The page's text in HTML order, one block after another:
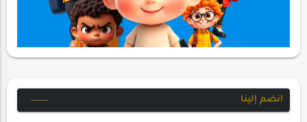
انضم إلينا